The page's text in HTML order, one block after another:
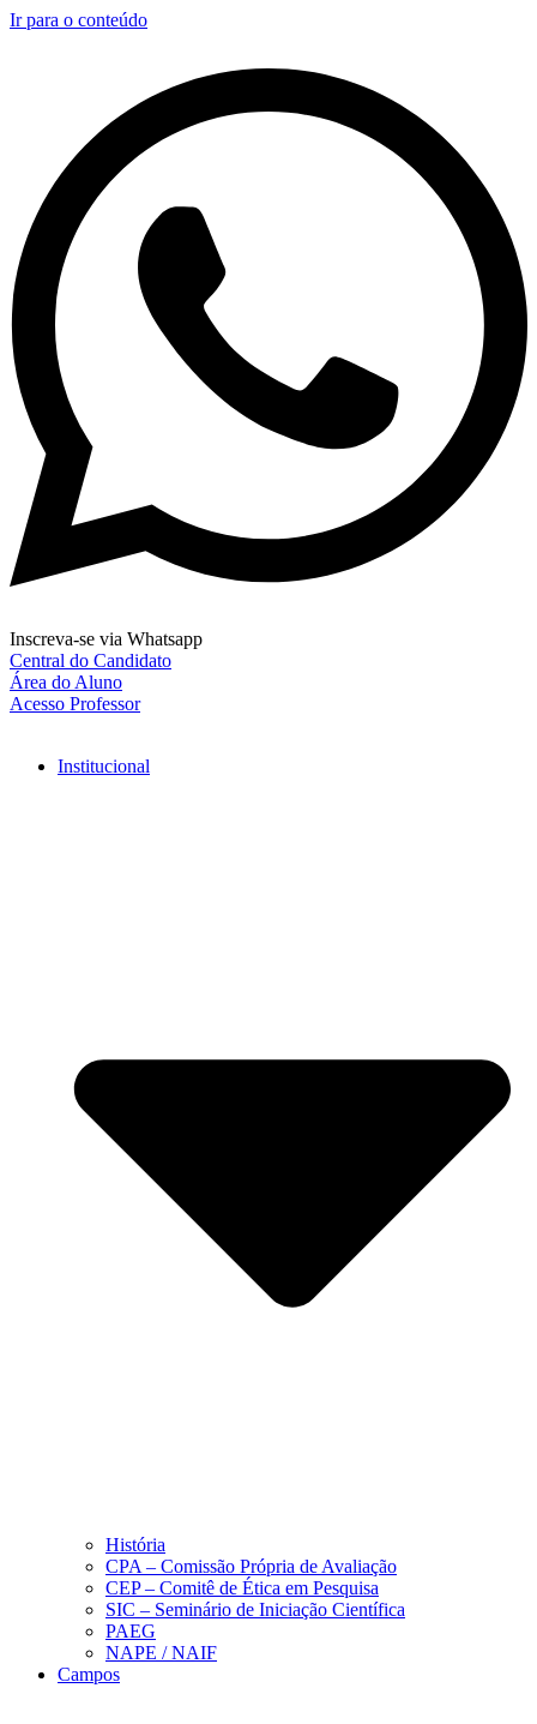
Ir para o conteúdo
Inscreva-se via Whatsapp
Central do Candidato
Área do Aluno
Acesso Professor
Institucional
História
CPA – Comissão Própria de Avaliação
CEP – Comitê de Ética em Pesquisa
SIC – Seminário de Iniciação Científica
PAEG
NAPE / NAIF
Campos